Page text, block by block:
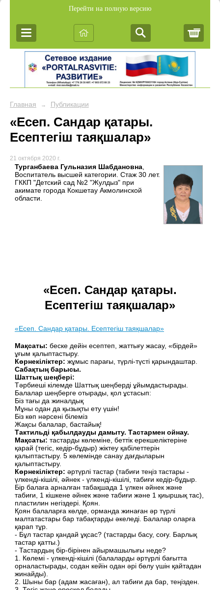
Перейти на полную версию
Главная → Публикации
«Есеп. Сандар қатары.
Есептегіш таяқшалар»
21 октября 2020 г.
Турганбаева Гульназия Шабдановна,
Воспитатель высшей категории. Стаж 30 лет.
ГККП "Детский сад №2 "Жулдыз" при
акимате города Кокшетау Акмолинской
области.
«Есеп. Сандар қатары.
Есептегіш таяқшалар»
«Есеп. Сандар қатары. Есептегіш таяқшалар»
Мақсаты: беске дейін есептеп, жаттығу жасау, «бірдей»
ұғым қалыптастыру.
Көрнекіліктер: жұмыс парағы, түрлі-түсті қарындаштар.
Сабақтың барысы.
Шаттық шеңбері:
Тәрбиеші кілемде Шаттық шеңберді ұйымдастырады.
Балалар шеңберге отырады, қол ұстасып:
Біз тағы да жиналдық
Мұны одан да қызықты ету үшін!
Біз көп нәрсені білеміз
Жақсы балалар, бастайық!
Тактильді қабылдауды дамыту. Тастармен ойнау.
Мақсаты: тастарды көлеміне, беттік ерекшеліктеріне
қарай (тегіс, кедір-бұдыр) жіктеу қабілеттерін
қалыптастыру. 5 көлемінде санау дағдыларын
қалыптастыру.
Көрнекіліктер: әртүрлі тастар (табиғи теңіз тастары -
үлкенді-кішілі, әйнек - үлкенді-кішілі, табиғи кедір-бұдыр.
Бір балаға арналған табақшада 1 үлкен әйнек және
табиғи, 1 кішкене әйнек және табиғи және 1 қиыршық тас),
пластилин негіздері. Қоян.
Қоян балаларға көлде, орманда жинаған әр түрлі
малтатастары бар табақтарды әкеледі. Балалар оларға
қарап тұр.
- Бұл тастар қандай ұқсас? (тастарды басу, соғу. Барлық
тастар қатты.)
- Тастардың бір-бірінен айырмашылығы неде?
1. Көлемі - үлкенді-кішілі (балаларды әртүрлі бағытта
орналастырады, содан кейін одан әрі бөлу үшін қайтадан
жинайды).
2. Шыны бар (адам жасаған), ал табиғи да бар, теңізден.